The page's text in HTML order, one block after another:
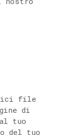
file
di
tuo
del tuo